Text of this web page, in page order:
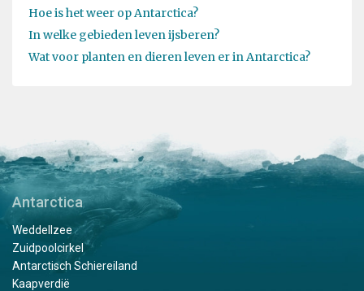
Hoe is het weer op Antarctica?
In welke gebieden leven ijsberen?
Wat voor planten en dieren leven er in Antarctica?
Antarctica
Weddellzee
Zuidpoolcirkel
Antarctisch Schiereiland
Kaapverdië